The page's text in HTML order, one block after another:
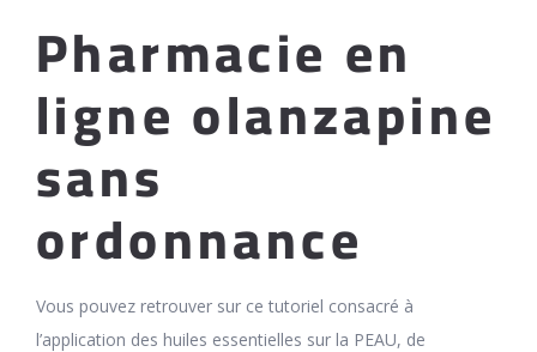
Pharmacie en
ligne olanzapine
sans
ordonnance
Vous pouvez retrouver sur ce tutoriel consacré à
l’application des huiles essentielles sur la PEAU, de